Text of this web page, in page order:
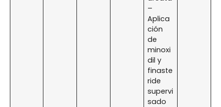
–
Aplica
ción
de
minoxi
dil y
finaste
ride
supervi
sado